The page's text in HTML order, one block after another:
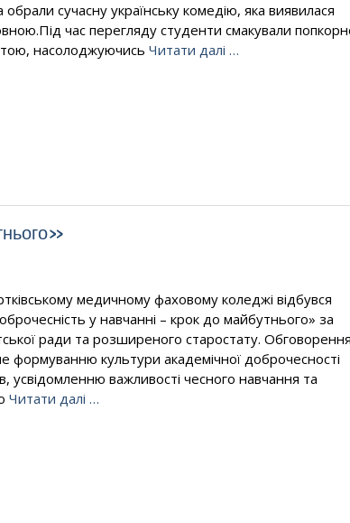
обрали сучасну українську комедію, яка виявилася
час перегляду студенти смакували
насолоджуючись Читати далі …
медичному фаховому коледжі відбувся
у навчанні – крок до майбутнього» за
ради та розширеного старостату. Обговорення
формуванню культури академічної доброчесності
усвідомленню важливості чесного навчання та
Читати далі …